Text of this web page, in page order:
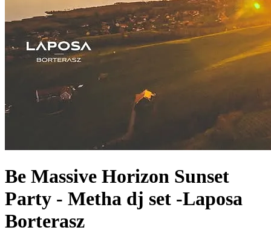
Be Massive Horizon Sunset
Party - Metha dj set -Laposa
Borterasz